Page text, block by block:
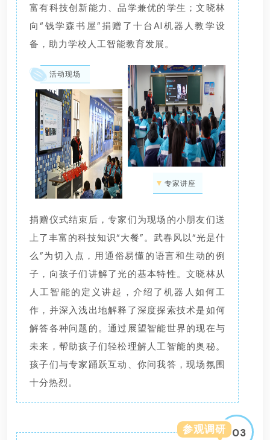
富有科技创新能力、品学兼优的学生；文晓林
向“钱学森书屋”捐赠了十台AI机器人教学设
备，助力学校人工智能教育发展。
活动现场
专家讲座
捐赠仪式结束后，专家们为现场的小朋友们送
上了丰富的科技知识“大餐”。武春风以“光是什
么”为切入点，用通俗易懂的语言和生动的例
子，向孩子们讲解了光的基本特性。文晓林从
人工智能的定义讲起，介绍了机器人如何工
作，并深入浅出地解释了深度探索技术是如何
解答各种问题的。通过展望智能世界的现在与
未来，帮助孩子们轻松理解人工智能的奥秘。
孩子们与专家踊跃互动、你问我答，现场氛围
十分热烈。
参观调研 03